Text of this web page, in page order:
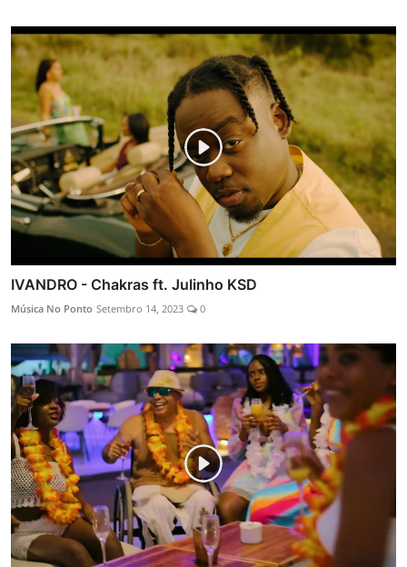
IVANDRO - Chakras ft. Julinho KSD
Música No Ponto Setembro 14, 2023 0